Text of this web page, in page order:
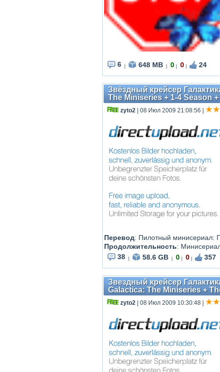
6 648 MB 0 0 24
Звёздный крейсер
The Miniseries + 1-4 Season
zyto2 | 08 Июл 2009 21:08:56
Перевод: Пилотный минисериал:
Продолжительность:
38
58.6 GB 0 0 357
Звездный крейсер
Galactica: The Miniseries +
zyto2 | 08 Июл 2009 10:30:48